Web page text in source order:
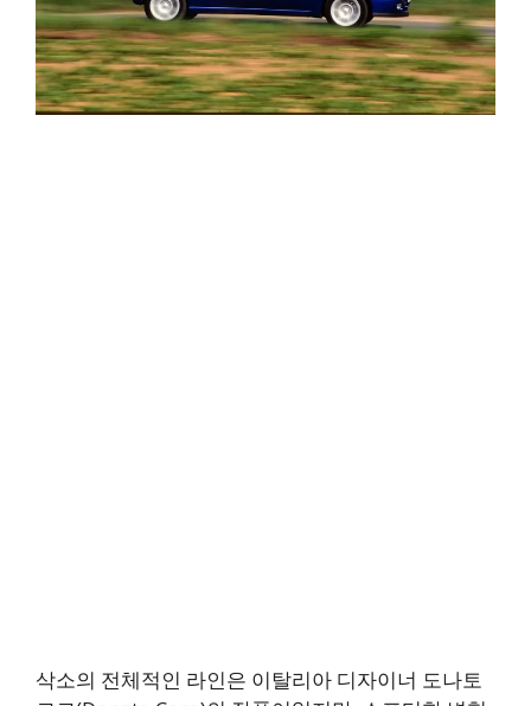
삭소의 전체적인 라인은 이탈리아 디자이너 도나토